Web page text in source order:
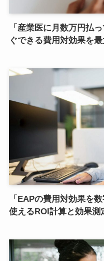
「産業医に月数万円払
ぐできる費用対効果を
「EAPの費用対効果を
使えるROI計算と効果測